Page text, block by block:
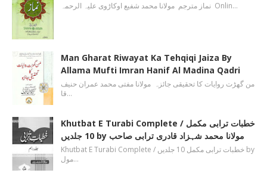
نماز مترجم مولانا محمد شفیع اوکاڑوی علیہ الرحمہ Onlin…
Man Gharat Riwayat Ka Tehqiqi Jaiza By
Allama Mufti Imran Hanif Al Madina Qadri
من گھڑت روایات کا تحقیقی جائزہ مولانا مفتی محمد عمران حنیف
قا…
Khutbat E Turabi Complete / خطبات ترابی مکمل
10 جلدیں by مولانا محمد شہزاد قادری ترابی صاحب
Khutbat E Turabi Complete / خطبات ترابی مکمل 10 جلدیں by
مول…